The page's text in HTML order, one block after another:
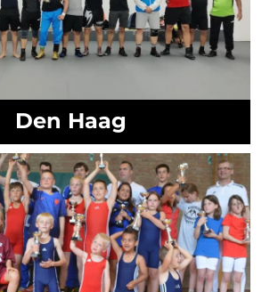
Den Haag